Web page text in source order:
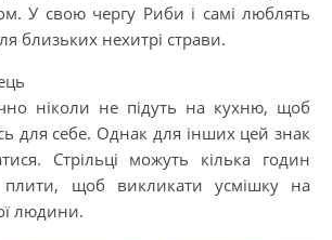
У свою чергу Риби і самі люблять
близьких нехитрі страви.
ніколи не підуть на кухню, щоб
для себе. Однак для інших цей знак
Стрільці можуть кілька годин
плити, щоб викликати усмішку на
людини.